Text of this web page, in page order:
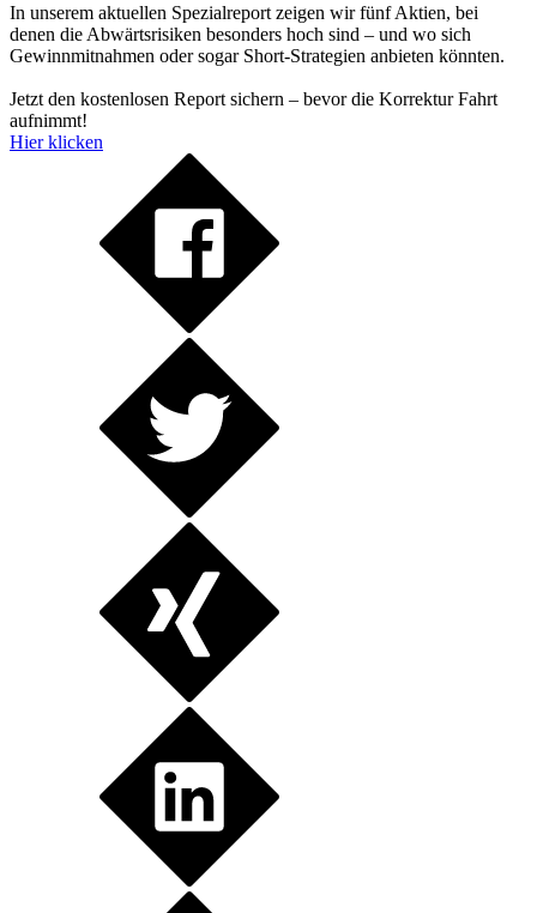
In unserem aktuellen Spezialreport zeigen wir fünf Aktien, bei
denen die Abwärtsrisiken besonders hoch sind – und wo sich
Gewinnmitnahmen oder sogar Short-Strategien anbieten könnten.
Jetzt den kostenlosen Report sichern – bevor die Korrektur Fahrt
aufnimmt!
Hier klicken